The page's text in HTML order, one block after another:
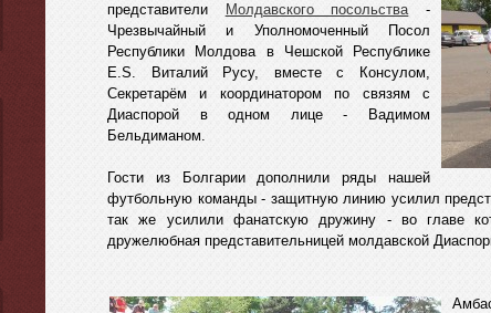
представители
Молдавского посольства-
Чрезвычайный и Уполномоченный Посол
Республики Молдова в Чешской Республике
E.S. Виталий Русу, вместе с Консулом,
Секретарём и координатором по связям с
Диаспорой в одном лице - Вадимом
Бельдиманом.
Гости из Болгарии дополнили ряды нашей
футбольную команды - защитную линию усилил
так же усилили фанатскую дружину - во главе
дружелюбная представительницей молдавской